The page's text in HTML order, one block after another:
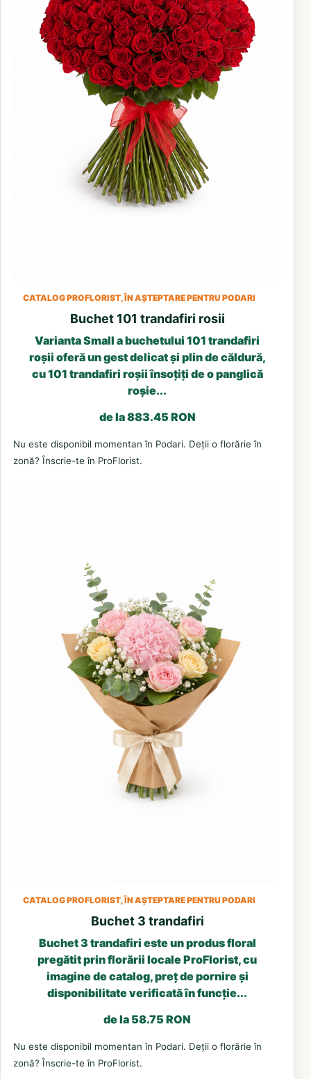
CATALOG PROFLORIST, ÎN AȘTEPTARE PENTRU PODARI
Buchet 101 trandafiri rosii
Varianta Small a buchetului 101 trandafiri
roșii oferă un gest delicat și plin de căldură,
cu 101 trandafiri roșii însoțiți de o panglică
roșie...
de la 883.45 RON
Nu este disponibil momentan în Podari. Deții o florărie în
zonă? Înscrie-te în ProFlorist.
CATALOG PROFLORIST, ÎN AȘTEPTARE PENTRU PODARI
Buchet 3 trandafiri
Buchet 3 trandafiri este un produs floral
pregătit prin florării locale ProFlorist, cu
imagine de catalog, preț de pornire și
disponibilitate verificată în funcție...
de la 58.75 RON
Nu este disponibil momentan în Podari. Deții o florărie în
zonă? Înscrie-te în ProFlorist.